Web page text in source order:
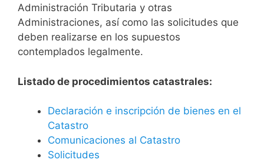
Administración Tributaria y otras
Administraciones, así como las solicitudes que
deben realizarse en los supuestos
contemplados legalmente.
Listado de procedimientos catastrales:
Declaración e inscripción de bienes en el
Catastro
Comunicaciones al Catastro
Solicitudes